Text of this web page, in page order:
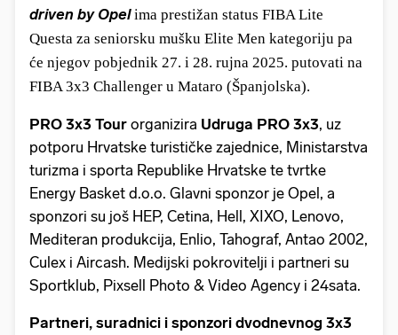
driven by Opelima prestižan status FIBA Lite
Questa za seniorsku mušku Elite Men kategoriju pa
će njegov pobjednik 27. i 28. rujna 2025. putovati na
FIBA 3x3 Challenger u Mataro (Španjolska).
PRO 3x3 Tour organizira Udruga PRO 3x3, uz
potporu Hrvatske turističke zajednice, Ministarstva
turizma i sporta Republike Hrvatske te tvrtke
Energy Basket d.o.o. Glavni sponzor je Opel, a
sponzori su još HEP, Cetina, Hell, XIXO, Lenovo,
Mediteran produkcija, Enlio, Tahograf, Antao 2002,
Culex i Aircash. Medijski pokrovitelji i partneri su
Sportklub, Pixsell Photo & Video Agency i 24sata.
Partneri, suradnici i sponzori dvodnevnog 3x3